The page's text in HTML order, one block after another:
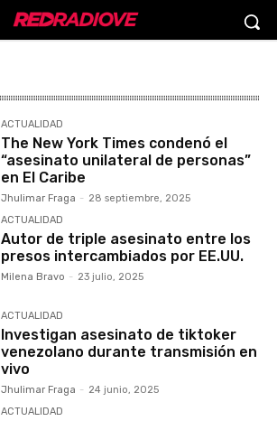
ACTUALIDAD
The New York Times condenó el
“asesinato unilateral de personas”
en El Caribe
Jhulimar Fraga - 28 septiembre, 2025
ACTUALIDAD
Autor de triple asesinato entre los
presos intercambiados por EE.UU.
Milena Bravo - 23 julio, 2025
ACTUALIDAD
Investigan asesinato de tiktoker
venezolano durante transmisión en
vivo
Jhulimar Fraga - 24 junio, 2025
ACTUALIDAD